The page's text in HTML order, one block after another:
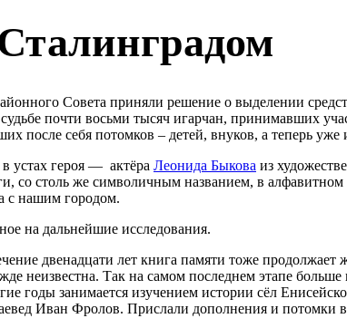
Совета приняли решение о выделении
почти восьми тысяч игарчан, принимавших
после себя потомков – детей, внуков, а теперь уже
устах героя — актёра Леонида Быкова из
со столь же символичным названием, в
с нашим городом.
на дальнейшие исследования.
двенадцати лет книга памяти тоже
неизвестна. Так на самом последнем этапе
годы занимается изучением истории сёл
Иван Фролов. Прислали дополнения и потомки